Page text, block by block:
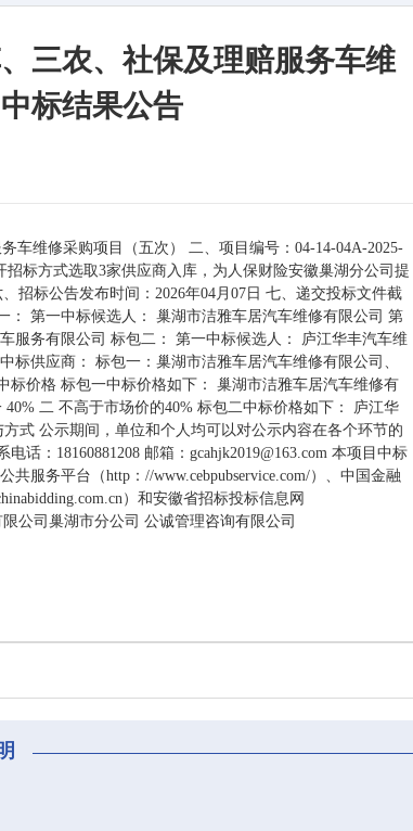
三农、社保及理赔服务车维
标结果公告
车维修采购项目（五次） 二、项目编号：04-14-04A-2025-
标方式选取3家供应商入库，为人保财险安徽巢湖分公司提
招标公告发布时间：2026年04月07日 七、递交投标文件截
： 第一中标候选人： 巢湖市洁雅车居汽车维修有限公司 第
服务有限公司 标包二： 第一中标候选人： 庐江华丰汽车维
供应商： 标包一：巢湖市洁雅车居汽车维修有限公司、
价格 标包一中标价格如下： 巢湖市洁雅车居汽车维修有
二 不高于市场价的40% 标包二中标价格如下： 庐江华
式 公示期间，单位和个人均可以对公示内容在各个环节的
话：18160881208 邮箱：gcahjk2019@163.com 本项目中标
共服务平台（http：//www.cebpubservice.com/）、中国金融
）和安徽省招标投标信息网
公司巢湖市分公司 公诚管理咨询有限公司